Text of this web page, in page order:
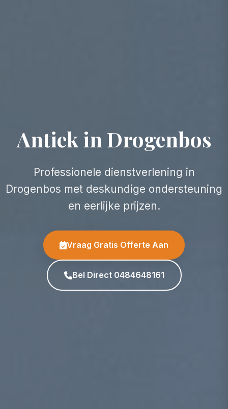
Antiek in Drogenbos
Professionele dienstverlening in
Drogenbos met deskundige ondersteuning
en eerlijke prijzen.
Vraag Gratis Offerte Aan
Bel Direct 0484648161